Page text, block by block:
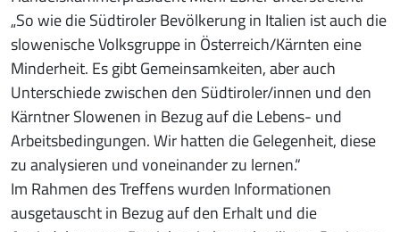
„So wie die Südtiroler Bevölkerung in Italien ist auch die
slowenische Volksgruppe in Österreich/Kärnten eine
Minderheit. Es gibt Gemeinsamkeiten, aber auch
Unterschiede zwischen den Südtiroler/innen und den
Kärntner Slowenen in Bezug auf die Lebens- und
Arbeitsbedingungen. Wir hatten die Gelegenheit, diese
zu analysieren und voneinander zu lernen.“
Im Rahmen des Treffens wurden Informationen
ausgetauscht in Bezug auf den Erhalt und die